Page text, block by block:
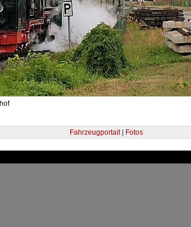
Fahrzeugportait | Fotos